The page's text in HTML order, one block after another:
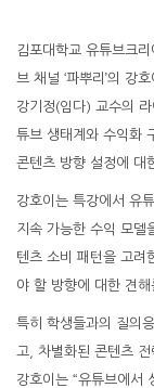
김포대학교 유튜브크
브 채널 ‘파뿌리’의 강
강기정(임다) 교수의
튜브 생태계와 수익화
콘텐츠 방향 설정에 대
강호이는 특강에서 유
지속 가능한 수익 모델
텐츠 소비 패턴을 고려
야 할 방향에 대한 견해
특히 학생들과의 질의
고, 차별화된 콘텐츠 전
강호이는 “유튜브에서